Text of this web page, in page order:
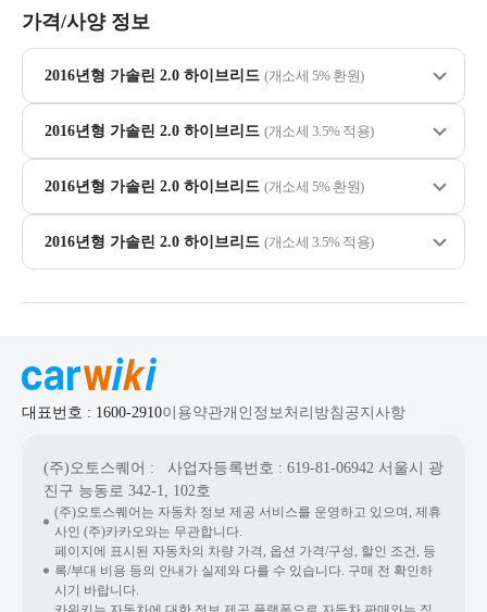
가격/사양 정보
2016년형 가솔린 2.0 하이브리드 (개소세 5% 환원)
2016년형 가솔린 2.0 하이브리드 (개소세 3.5% 적용)
2016년형 가솔린 2.0 하이브리드 (개소세 5% 환원)
2016년형 가솔린 2.0 하이브리드 (개소세 3.5% 적용)
대표번호 : 1600-2910이용약관개인정보처리방침 공지사항
(주)오토스퀘어 : 사업자등록번호 : 619-81-06942 서울시 광
진구 능동로 342-1, 102호
(주)오토스퀘어는 자동차 정보 제공 서비스를 운영하고 있으며, 제휴
사인 (주)카카오와는 무관합니다.
페이지에 표시된 자동차의 차량 가격, 옵션 가격/구성, 할인 조건, 등
록/부대 비용 등의 안내가 실제와 다를 수 있습니다. 구매 전 확인하
시기 바랍니다.